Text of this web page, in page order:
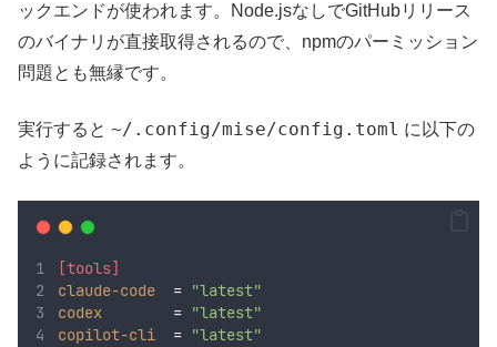
ックエンドが使われます。Node.jsなしでGitHubリリース
のバイナリが直接取得されるので、npmのパーミッション
問題とも無縁です。
実行すると ~/.config/mise/config.toml に以下の
ように記録されます。
[tools]
claude-code
= "latest"
codex
= "latest"
copilot-cli
= "latest"